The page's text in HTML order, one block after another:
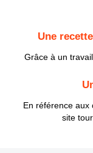
Une
Grâce à un
En référence aux
site